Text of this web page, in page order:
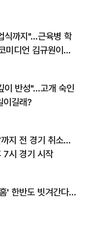
식까지"…근육병 학
미디언 김규원이었
이 반성"…고개 숙인
이길래?
지 전 경기 취소…
7시 경기 시작
' 한반도 빗겨간다…